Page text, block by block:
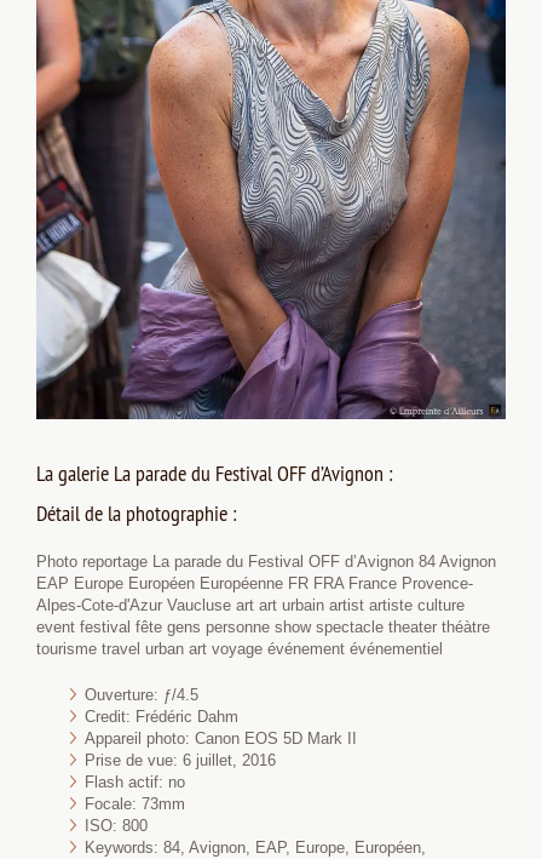
La galerie La parade du Festival OFF d’Avignon :
Détail de la photographie :
Photo reportage La parade du Festival OFF d’Avignon 84 Avignon
EAP Europe Européen Européenne FR FRA France Provence-
Alpes-Cote-d'Azur Vaucluse art art urbain artist artiste culture
event festival fête gens personne show spectacle theater théàtre
tourisme travel urban art voyage événement événementiel
Ouverture: ƒ/4.5
Credit: Frédéric Dahm
Appareil photo: Canon EOS 5D Mark II
Prise de vue: 6 juillet, 2016
Flash actif: no
Focale: 73mm
ISO: 800
Keywords: 84, Avignon, EAP, Europe, Européen,